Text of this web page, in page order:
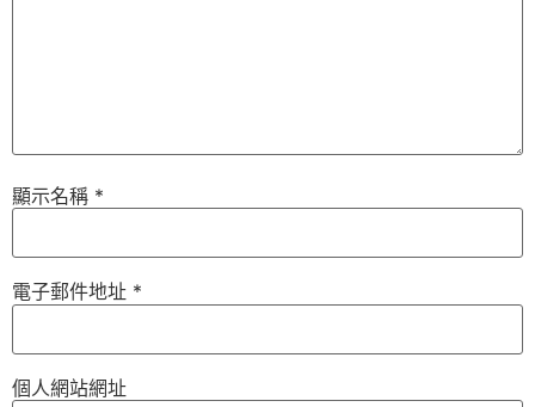
顯示名稱 *
電子郵件地址 *
個人網站網址